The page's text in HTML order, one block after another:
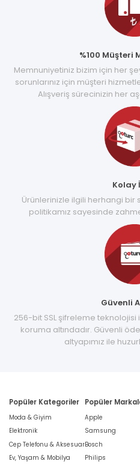
%100 Müşteri
Memnuniyetiniz bizim için her
sorunlarınız için müşteri
Alışveriş sürecinizin her
Kolay
Ürünlerinizle ilgili herhangi bir
politikamız sayesinde
Güvenli
256-bit SSL şifreleme
koruma altındadır. Güvenli
altyapımız ile
Popüler Kategoriler
Moda & Giyim
Elektronik
Cep Telefonu & Aksesuar
Ev, Yaşam & Mobilya
Popüler
Apple
Samsung
Bosch
Philips